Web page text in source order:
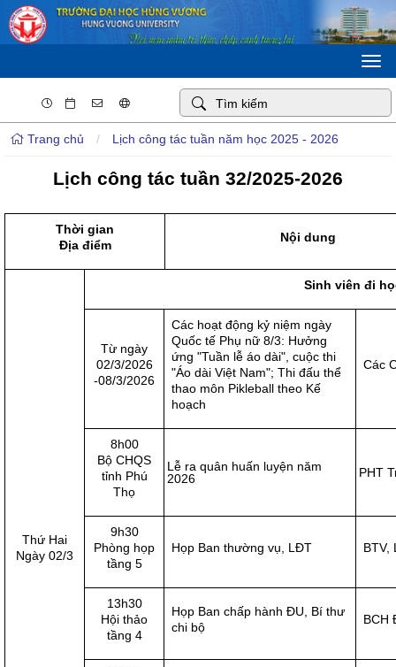
Trang chủ / Lịch công tác tuần năm học 2025 - 2026
Lịch công tác tuần 32/2025-2026
Thời gian
Địa điểm
Nội dung
Thứ Hai
Ngày 02/3
Sinh viên đi
Từ ngày
02/3/2026
-08/3/2026
Các hoạt động kỷ niệm ngày
Quốc tế Phụ nữ 8/3: Hưởng
ứng "Tuần lễ áo dài", cuộc thi
"Áo dài Việt Nam"; Thi đấu thể
thao môn Pikleball theo Kế
hoạch
Các
8h00
Bộ CHQS
tỉnh Phú
Thọ
Lễ ra quân huấn luyện năm
2026
PHT
9h30
Phòng họp
tầng 5
Họp Ban thường vụ, LĐT BTV,
13h30
Hội thảo
tầng 4
Họp Ban chấp hành ĐU, Bí thư
chi bộ
BCH